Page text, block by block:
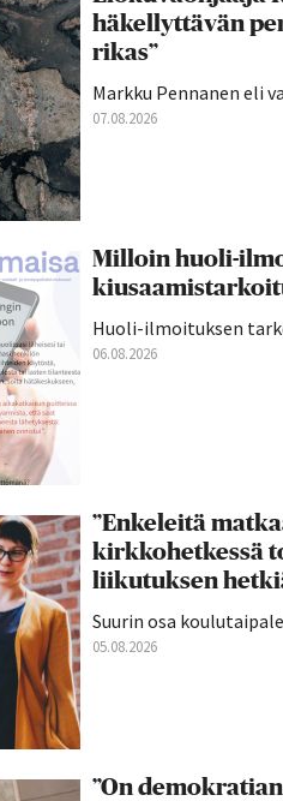
häkellyttävän
rikas”
Markku Pennanen eli
07.08.2026
Milloin huoli-
Huoli-ilmoituksen
06.08.2026
”Enkeleitä
kirkkohetkessä
liikutuksen
Suurin osa
05.08.2026
”On